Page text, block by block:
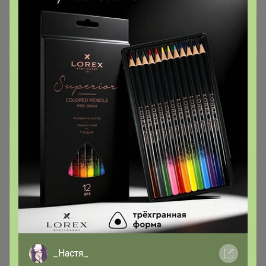
Общий каталог
*** КОФЕ В ЗЕРНАХ ***
### Личная передача ###
Консервация
Лапша, макароны, фунчоза
Масло кокосовое, оливковое,
_Настя_